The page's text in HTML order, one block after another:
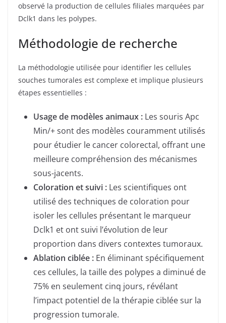
observé la production de cellules filiales marquées par
Dclk1 dans les polypes.
Méthodologie de recherche
La méthodologie utilisée pour identifier les cellules
souches tumorales est complexe et implique plusieurs
étapes essentielles :
Usage de modèles animaux : Les souris Apc
Min/+ sont des modèles couramment utilisés
pour étudier le cancer colorectal, offrant une
meilleure compréhension des mécanismes
sous-jacents.
Coloration et suivi : Les scientifiques ont
utilisé des techniques de coloration pour
isoler les cellules présentant le marqueur
Dclk1 et ont suivi l’évolution de leur
proportion dans divers contextes tumoraux.
Ablation ciblée : En éliminant spécifiquement
ces cellules, la taille des polypes a diminué de
75% en seulement cinq jours, révélant
l’impact potentiel de la thérapie ciblée sur la
progression tumorale.